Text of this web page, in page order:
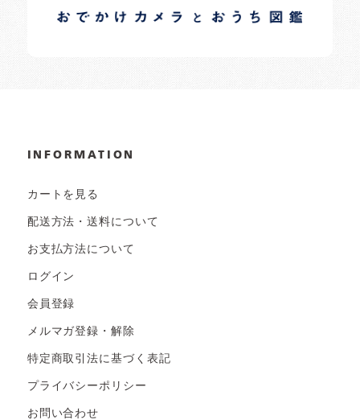
日常の様子など随時更新中です。
INFORMATION
カートを見る
配送方法・送料について
お支払方法について
ログイン
会員登録
メルマガ登録・解除
特定商取引法に基づく表記
プライバシーポリシー
お問い合わせ